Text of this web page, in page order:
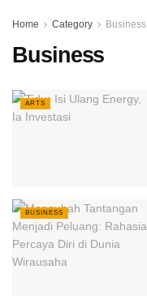
Home Category Business
Business
ARTS
BUSINESS